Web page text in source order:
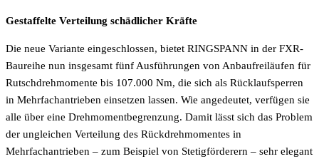
Gestaffelte Verteilung schädlicher Kräfte
Die neue Variante eingeschlossen, bietet RINGSPANN in der FXR-
Baureihe nun insgesamt fünf Ausführungen von Anbaufreiläufen für
Rutschdrehmomente bis 107.000 Nm, die sich als Rücklaufsperren
in Mehrfachantrieben einsetzen lassen. Wie angedeutet, verfügen sie
alle über eine Drehmomentbegrenzung. Damit lässt sich das Problem
der ungleichen Verteilung des Rückdrehmomentes in
Mehrfachantrieben – zum Beispiel von Stetigförderern – sehr elegant